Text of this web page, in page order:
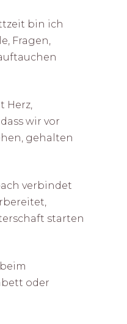
bin ich
Fragen,
Herz,
wir vor
gehalten
verbindet
starten
oder